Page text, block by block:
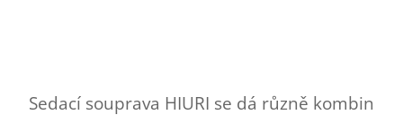
Sedací souprava HIURI se dá různě